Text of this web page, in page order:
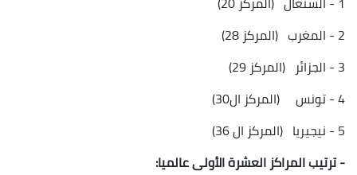
- ترتيب المراكز العشرة الأولى عالميا: